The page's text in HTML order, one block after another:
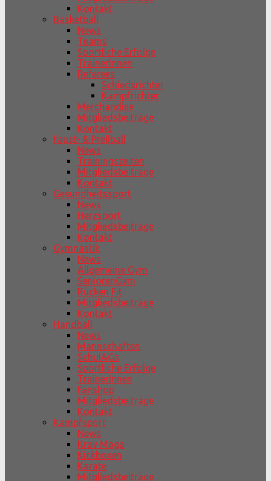
Kontakt
Basketball
News
Teams
Sportliche Erfolge
TrainerInnen
Referees
Schiedsrichter
Kampfrichter
Merchandise
Mitgliedsbeiträge
Kontakt
Faust- & Prellball
News
Trainingszeiten
Mitgliedsbeiträge
Kontakt
Gesundheitssport
News
Herzsport
Mitgliedsbeiträge
Kontakt
Gymnastik
News
Allgemeine Gym
SeniorenGym
Rücken Fit
Mitgliedsbeiträge
Kontakt
Handball
News
Mannschaften
SchulAGs
Sportliche Erfolge
TrainerInnen
Fanshop
Mitgliedsbeiträge
Kontakt
Kampfsport
News
Krav Maga
Kickboxen
Karate
Mitgliedsbeiträge